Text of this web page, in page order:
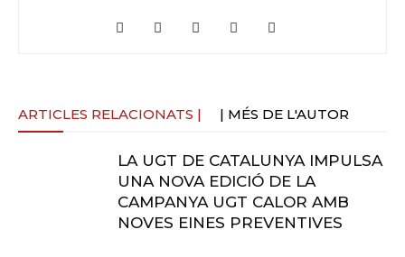
ARTICLES RELACIONATS | | MÉS DE L'AUTOR
LA UGT DE CATALUNYA IMPULSA
UNA NOVA EDICIÓ DE LA
CAMPANYA UGT CALOR AMB
NOVES EINES PREVENTIVES